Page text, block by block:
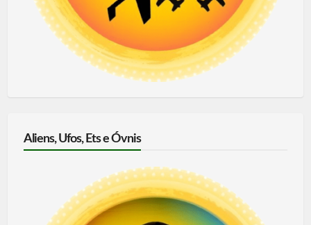
Aliens, Ufos, Ets e Óvnis